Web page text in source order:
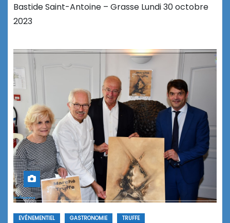
Bastide Saint-Antoine – Grasse Lundi 30 octobre
2023
EVÉNEMENTIEL GASTRONOMIE TRUFFE